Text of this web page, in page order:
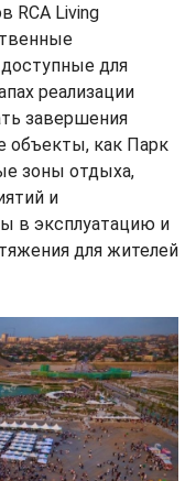
RCA Living
для
реализации
завершения
объекты, как Парк
зоны отдыха,
и
в эксплуатацию и
для жителей